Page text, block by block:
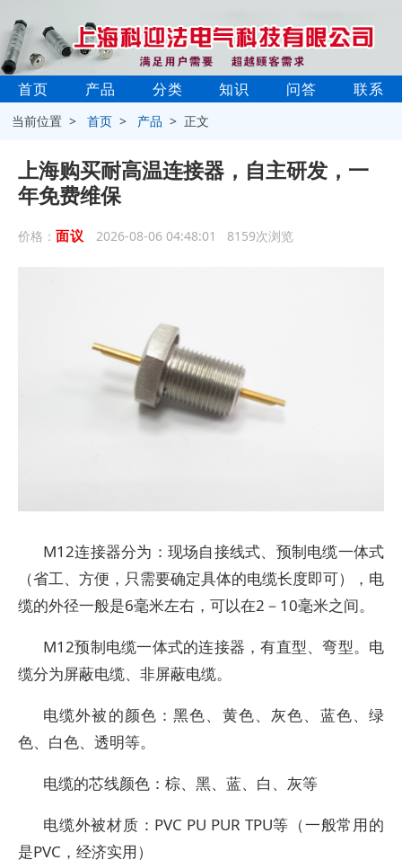
首页 产品 分类 知识 问答 联系
当前位置 >首页 > 产品 > 正文
上海购买耐高温连接器，自主研发，一
年免费维保
价格： 面议 2026-08-06 04:48:01 8159次浏览
M12连接器分为：现场自接线式、预制电缆一体式
（省工、方便，只需要确定具体的电缆长度即可），电
缆的外径一般是6毫米左右，可以在2－10毫米之间。
M12预制电缆一体式的连接器，有直型、弯型。电
缆分为屏蔽电缆、非屏蔽电缆。
电缆外被的颜色：黑色、黄色、灰色、蓝色、绿
色、白色、透明等。
电缆的芯线颜色：棕、黑、蓝、白、灰等
电缆外被材质：PVC PU PUR TPU等（一般常用的
是PVC，经济实用）